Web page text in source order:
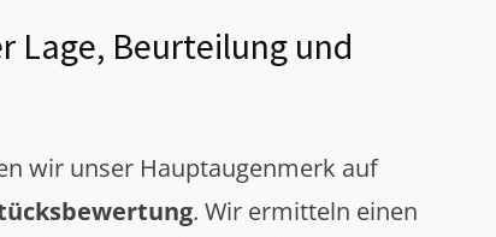
Lage, Beurteilung und
wir unser Hauptaugenmerk auf
. Wir ermitteln einen